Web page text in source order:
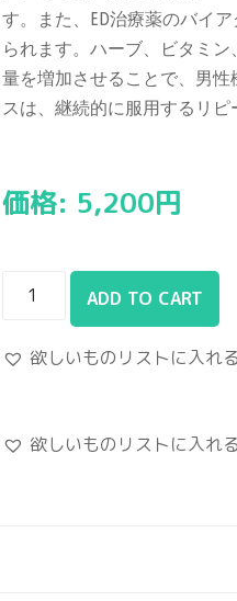
す。また、ED治療薬のバイ
られます。ハーブ、ビタミ
量を増加させることで、男
スは、継続的に服用するリ
価格: 5,200円
ADD TO CART
欲しいものリストに入れ
欲しいものリストに入れ